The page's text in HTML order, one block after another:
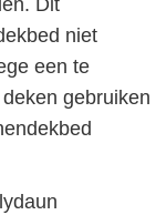
Dit
niet
een te
gebruiken